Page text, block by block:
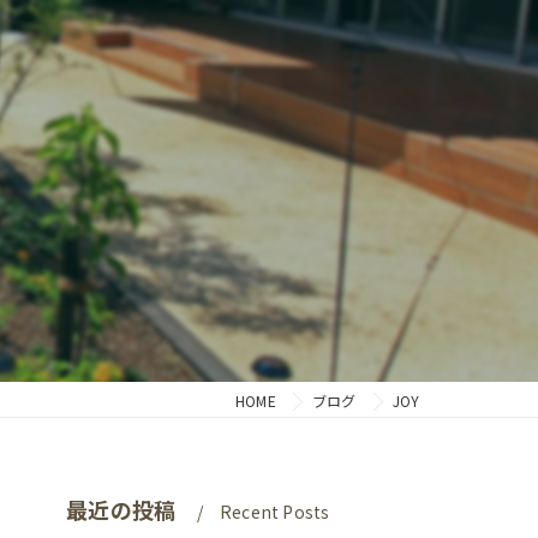
HOME ブログ JOY
最近の投稿 Recent Posts